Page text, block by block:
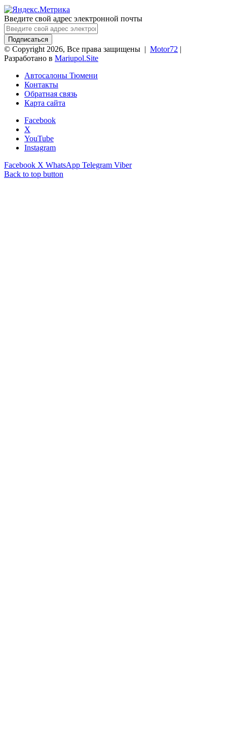
Введите свой адрес электронной почты
© Copyright 2026, Все права защищены | Motor72 |
Разработано в Mariupol.Site
Автосалоны Тюмени
Контакты
Обратная связь
Карта сайта
Facebook
X
YouTube
Instagram
Facebook X WhatsApp Telegram Viber
Back to top button